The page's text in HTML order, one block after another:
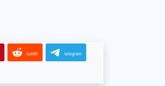
reddit telegram